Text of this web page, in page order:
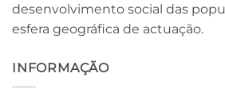
desenvolvimento social das
esfera geográfica de actuação.
INFORMAÇÃO